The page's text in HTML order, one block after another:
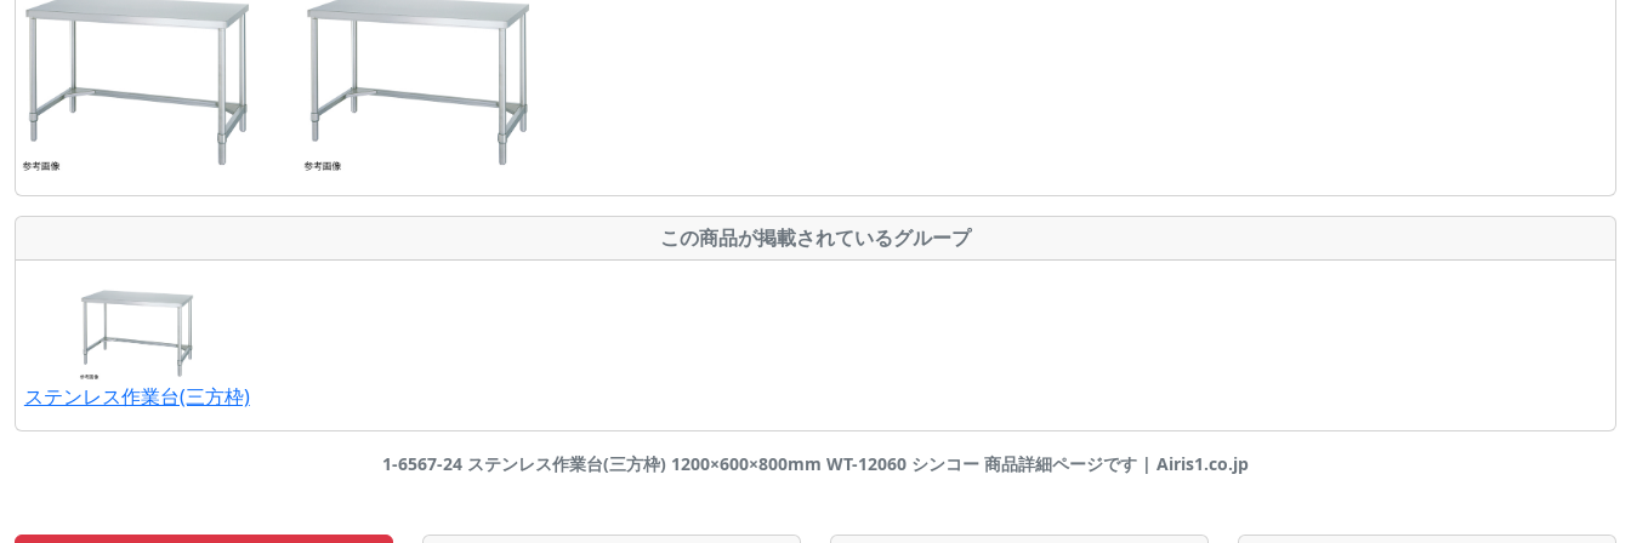
この商品が掲載されているグループ
ステンレス作業台(三方枠)
1-6567-24 ステンレス作業台(三方枠) 1200×600×800mm WT-12060 シンコー 商品詳細ページです | Airis1.co.jp